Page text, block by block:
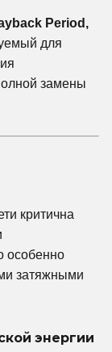
Period,
для
замены
критична
особенно
затяжными
энергии